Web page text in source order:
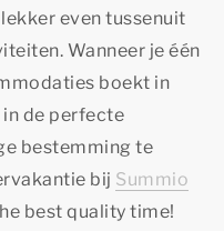
even tussenuit
Wanneer je één
boekt in
de perfecte
bestemming te
bij Summio
best quality time!